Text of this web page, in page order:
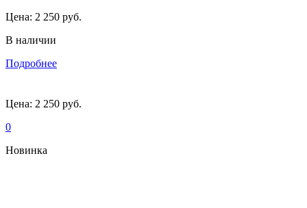
Цена: 2 250 руб.
В наличии
Подробнее
Цена: 2 250 руб.
0
Новинка